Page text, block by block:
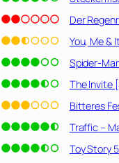
Der
You, Me &
Spider-
The Invite
Bitteres
Traffic –
Toy Story